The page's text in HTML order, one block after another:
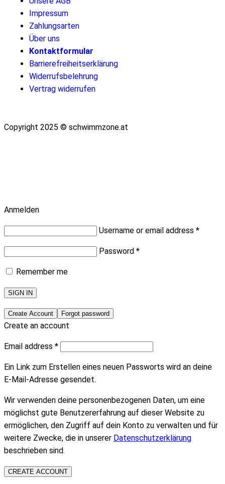
Impressum
Zahlungsarten
Über uns
Kontaktformular​
Barrierefreiheits­erklärung
Widerrufsbelehrung
Vertrag widerrufen
Copyright 2025 © schwimmzone.at
Anmelden
Username or email address *
Password *
Remember me
SIGN IN
Create Account Forgot password
Create an account
Email address *
Ein Link zum Erstellen eines neuen Passworts wird an deine
E-Mail-Adresse gesendet.
Wir verwenden deine personenbezogenen Daten, um eine
möglichst gute Benutzererfahrung auf dieser Website zu
ermöglichen, den Zugriff auf dein Konto zu verwalten und für
weitere Zwecke, die in unserer Datenschutzerklärung
beschrieben sind.
CREATE ACCOUNT